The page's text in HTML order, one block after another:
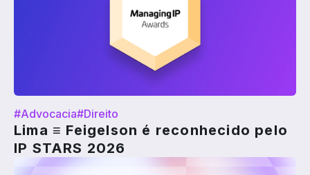
#Advocacia#Direito
Lima ≡ Feigelson é reconhecido pelo
IP STARS 2026